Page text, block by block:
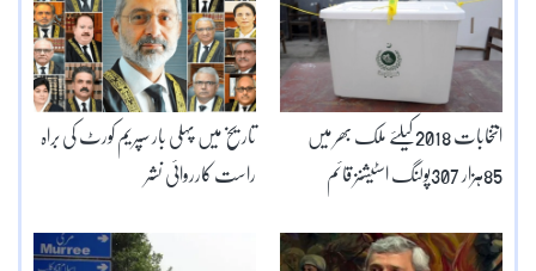
تاریخ میں پہلی بار سپریم کورٹ کی براہ
راست کارروائی نشر
انتخابات 2018کیلئے ملک بھر میں
85ہزار 307پولنگ اسٹیشنز قائم